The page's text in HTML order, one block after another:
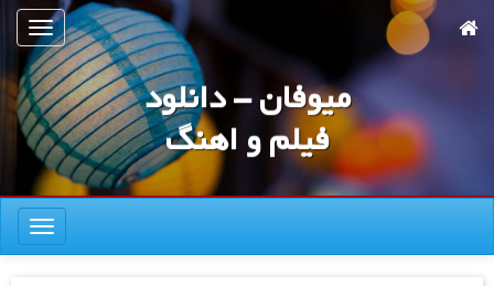
ناوبری
میوفان - دانلود
فیلم و اهنگ
ناوبری